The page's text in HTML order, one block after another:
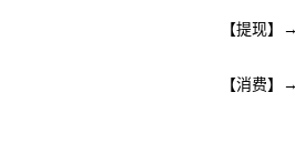
【提现】→
【消费】→